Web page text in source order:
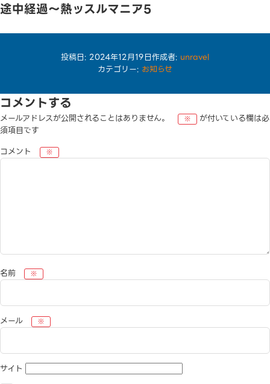
途中経過〜熱ッスルマニア5
熱波師闘争・熱ッスルマニア5〜向き合って激アオギ、イキリバトルトーク
投稿日: 2024年12月19日作成者: unravel
カテゴリー: お知らせ
コメントする
メールアドレスが公開されることはありません。 ※
が付いている欄は必
須項目です
コメント
※
名前 ※
メール ※
サイト